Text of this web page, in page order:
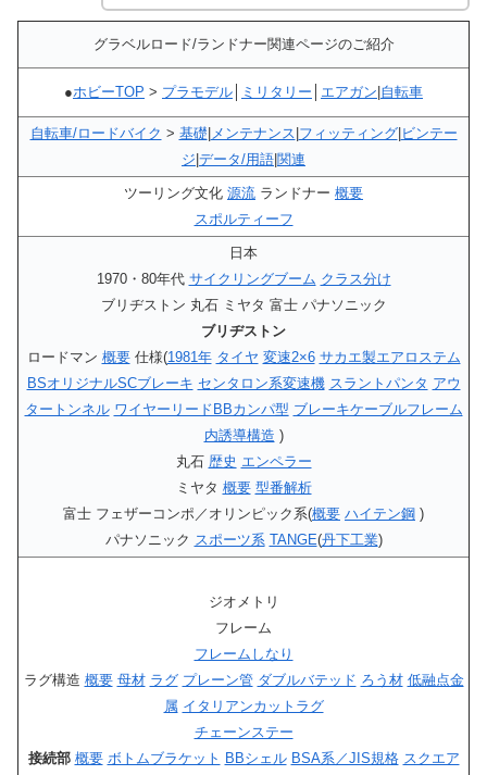
グラベルロード/ランドナー関連ページのご紹介
●ホビーTOP > プラモデル ミリタリー エアガン 自転車
自転車/ロードバイク > 基礎 メンテナンス フィッティング| ビンテー
ジ データ/用語 関連
ツーリング文化 源流 ランドナー 概要
スポルティーフ
日本
1970・80年代 サイクリングブーム クラス分け
ブリヂストン 丸石 ミヤタ 富士 パナソニック
ブリヂストン
ロードマン 概要仕様(1981年 タイヤ 変速2×6 サカエ製エアロステム
BSオリジナルSCブレーキ センタロン系変速機 スラントパンタ アウ
タートンネル ワイヤーリードBBカンパ型 ブレーキケーブルフレーム
内誘導構造 )
丸石 歴史 エンペラー
ミヤタ 概要 型番解析
富士 フェザーコンポ／オリンピック系(概要 ハイテン鋼 )
パナソニック スポーツ系 TANGE(丹下工業)
ジオメトリ
フレーム
フレームしなり
ラグ構造 概要 母材 ラグ プレーン管 ダブルバテッド ろう材 低融点金
属 イタリアンカットラグ
チェーンステー
接続部 概要 ボトムブラケット BBシェル BSA系／JIS規格 スクエア